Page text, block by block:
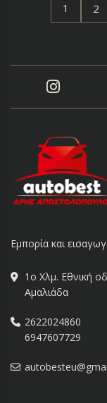
1 2
Εμπορία και
1ο Χλμ. Εθνική
Αμαλιάδα
2622024860
6947607729